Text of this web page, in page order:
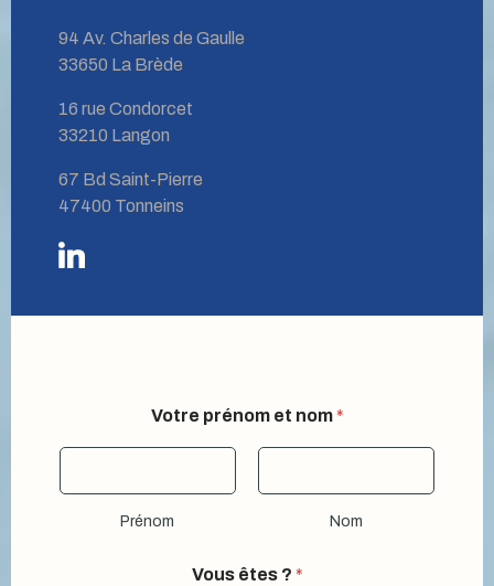
94 Av. Charles de Gaulle
33650 La Brède
16 rue Condorcet
33210 Langon
67 Bd Saint-Pierre
47400 Tonneins
Votre prénom et nom *
Prénom Nom
Vous êtes ? *